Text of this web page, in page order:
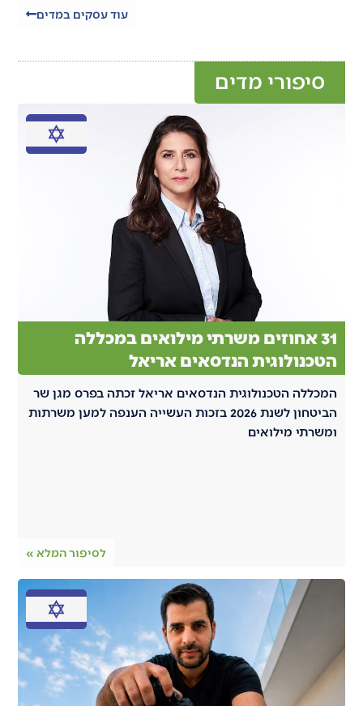
עוד עסקים במדים
סיפורי מדים
31 אחוזים משרתי מילואים במכללה
הטכנולוגית הנדסאים אריאל
המכללה הטכנולוגית הנדסאים אריאל זכתה בפרס מגן שר
הביטחון לשנת 2026 בזכות העשייה הענפה למען משרתות
ומשרתי מילואים
לסיפור המלא »